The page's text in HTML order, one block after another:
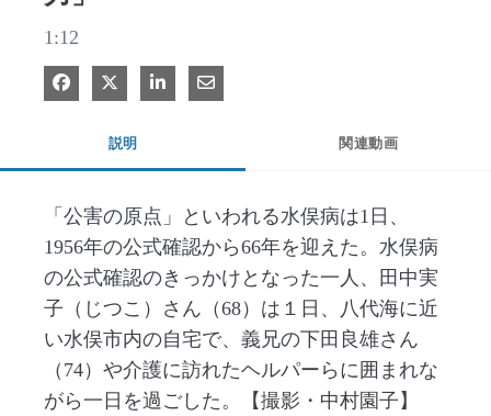
1:12
Facebook で共有
Xで共有する
LinkedIn で共有
電子メールで共有
説明 関連動画
「公害の原点」といわれる水俣病は1日、
1956年の公式確認から66年を迎えた。水俣病
の公式確認のきっかけとなった一人、田中実
子（じつこ）さん（68）は１日、八代海に近
い水俣市内の自宅で、義兄の下田良雄さん
（74）や介護に訪れたヘルパーらに囲まれな
がら一日を過ごした。【撮影・中村園子】